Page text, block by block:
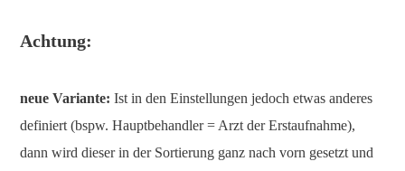
Achtung:
neue Variante: Ist in den Einstellungen jedoch etwas anderes
definiert (bspw. Hauptbehandler = Arzt der Erstaufnahme),
dann wird dieser in der Sortierung ganz nach vorn gesetzt und